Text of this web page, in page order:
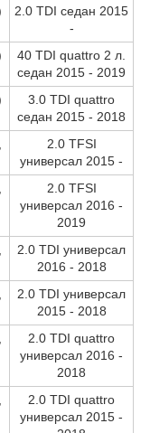
2.0 TDI седан 2015
-
40 TDI quattro 2 л.
седан 2015 - 2019
3.0 TDI quattro
седан 2015 - 2018
2.0 TFSI
универсал 2015 -
2.0 TFSI
универсал 2016 -
2019
2.0 TDI универсал
2016 - 2018
2.0 TDI универсал
2015 - 2018
2.0 TDI quattro
универсал 2016 -
2018
2.0 TDI quattro
универсал 2015 -